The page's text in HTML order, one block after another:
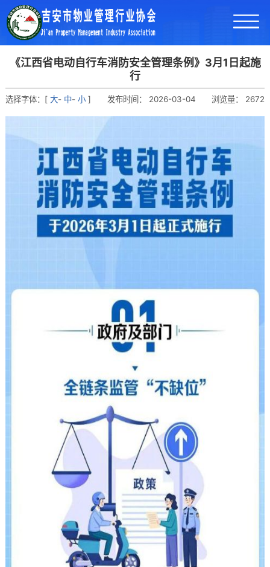
《江西省电动自行车消防安全管理条例》3月1日起施
行
选择字体：[ 大- 中- 小] 发布时间： 2026-03-04 浏览量： 2672